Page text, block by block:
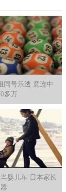
同号乐透 竟连中
多万
婴儿车 日本家长